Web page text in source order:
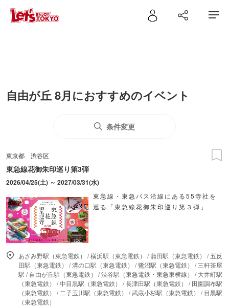
自由が丘 8月におすすめのイベント
条件変更
東京都 渋谷区
東急線花御朱印巡り第3弾
2026/04/25(土) ～ 2027/03/31(水)
東急線・東急バス沿線にある55寺社を
巡る「東急線花御朱印巡り第３弾」
あざみ野駅（東急電鉄） /横浜駅（東急電鉄） /蒲田駅（東急電鉄） /五反
田駅（東急電鉄） /溝の口駅（東急電鉄） /鷺沼駅（東急電鉄） /三軒茶屋
駅 /自由が丘駅（東急電鉄） /渋谷駅（東急電鉄・東急東横線） /大井町駅
（東急電鉄） /中目黒駅（東急電鉄） /長津田駅（東急電鉄） /田園調布駅
（東急電鉄） / 二子玉川駅（東急電鉄） /武蔵小杉駅（東急電鉄） /目黒駅
（東急電鉄）